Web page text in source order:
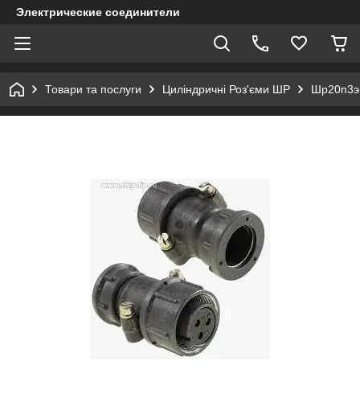
Электрические соединители
Товари та послуги Циліндричні Роз'єми ШР